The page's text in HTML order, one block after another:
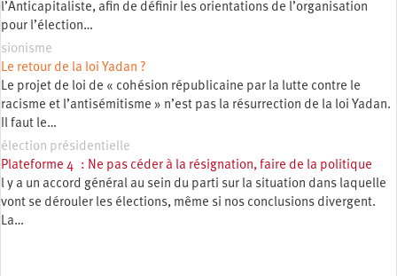
l’Anticapitaliste, afin de définir les orientations de l’organisation
pour l’élection…
sionisme
Le retour de la loi Yadan ?
Le projet de loi de « cohésion républicaine par la lutte contre le
racisme et l’antisémitisme » n’est pas la résurrection de la loi Yadan.
Il faut le…
élection présidentielle
Plateforme 4 : Ne pas céder à la résignation, faire de la politique
l y a un accord général au sein du parti sur la situation dans laquelle
vont se dérouler les élections, même si nos conclusions divergent.
La…